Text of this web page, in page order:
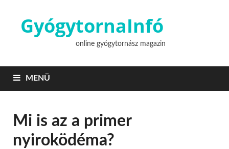
GyógytornaInfó
online gyógytornász magazin
MENÜ
Mi is az a primer
nyiroködéma?